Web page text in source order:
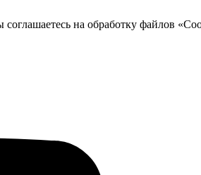
на обработку файлов